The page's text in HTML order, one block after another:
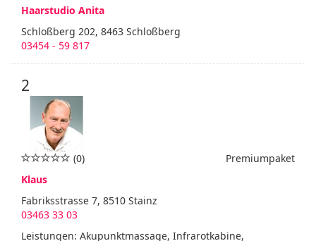
Haarstudio Anita
Schloßberg 202, 8463 Schloßberg
03454 - 59 817
2
Premiumpaket
(0)
Klaus
Fabriksstrasse 7, 8510 Stainz
03463 33 03
Leistungen: Akupunktmassage, Infrarotkabine,